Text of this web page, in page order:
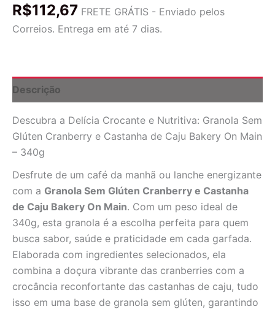
Cranberry
Castanha
Main
340g
quantidade
R$112,67 FRETE GRÁTIS - Enviado pelos
Correios. Entrega em até 7 dias.
Descrição
Descubra a Delícia Crocante e Nutritiva: Granola Sem
Glúten Cranberry e Castanha de Caju Bakery On Main
– 340g
Desfrute de um café da manhã ou lanche energizante
com a Granola Sem Glúten Cranberry e Castanha
de Caju Bakery On Main. Com um peso ideal de
340g, esta granola é a escolha perfeita para quem
busca sabor, saúde e praticidade em cada garfada.
Elaborada com ingredientes selecionados, ela
combina a doçura vibrante das cranberries com a
crocância reconfortante das castanhas de caju, tudo
isso em uma base de granola sem glúten, garantindo